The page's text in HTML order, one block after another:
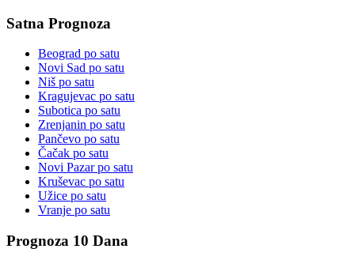
Satna Prognoza
Beograd po satu
Novi Sad po satu
Niš po satu
Kragujevac po satu
Subotica po satu
Zrenjanin po satu
Pančevo po satu
Čačak po satu
Novi Pazarpo satu
Kruševac po satu
Užice po satu
Vranje po satu
Prognoza 10 Dana